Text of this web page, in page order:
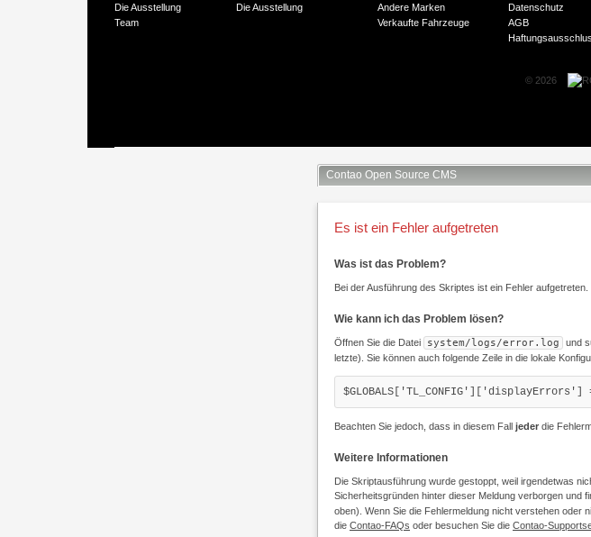
Die Ausstellung
Team
Die Ausstellung
Andere Marken
Verkaufte Fahrzeuge
Datenschutz
AGB
© 2026
Contao Open Source CMS
Es ist ein Fehler aufgetreten
Was ist das Problem?
Bei der Ausführung des Skriptes ist ein Fehler
Wie kann ich das Problem lösen?
Öffnen Sie die Datei system/logs/error.log
und
letzte). Sie können auch folgende Zeile in die lokale
Beachten Sie jedoch, dass in diesem Fall jeder die
Weitere Informationen
Die Skriptausführung wurde gestoppt, weil irgendetwas
Sicherheitsgründen hinter dieser Meldung verborgen und
oben). Wenn Sie die Fehlermeldung nicht verstehen oder
die Contao-FAQs oder besuchen Sie die Contao-